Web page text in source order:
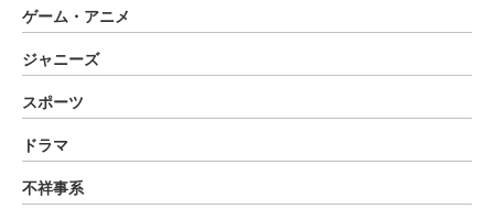
ゲーム・アニメ
ジャニーズ
スポーツ
ドラマ
不祥事系